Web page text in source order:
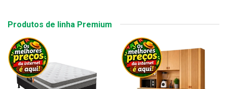
Produtos de linha Premium